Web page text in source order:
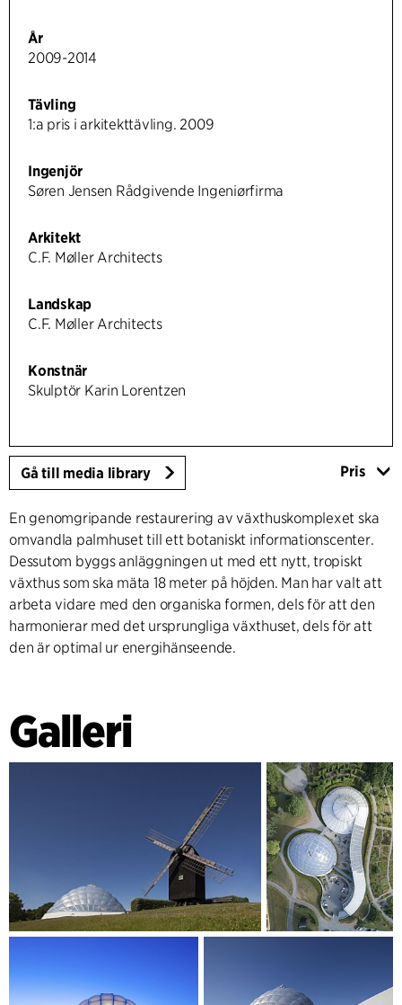
År
2009-2014
Tävling
1:a pris i arkitekttävling. 2009
Ingenjör
Søren Jensen Rådgivende Ingeniørfirma
Arkitekt
C.F. Møller Architects
Landskap
C.F. Møller Architects
Konstnär
Skulptör Karin Lorentzen
Gå till media library Pris
En genomgripande restaurering av växthuskomplexet ska
omvandla palmhuset till ett botaniskt informationscenter.
Dessutom byggs anläggningen ut med ett nytt, tropiskt
växthus som ska mäta 18 meter på höjden. Man har valt att
arbeta vidare med den organiska formen, dels för att den
harmonierar med det ursprungliga växthuset, dels för att
den är optimal ur energihänseende.
Galleri